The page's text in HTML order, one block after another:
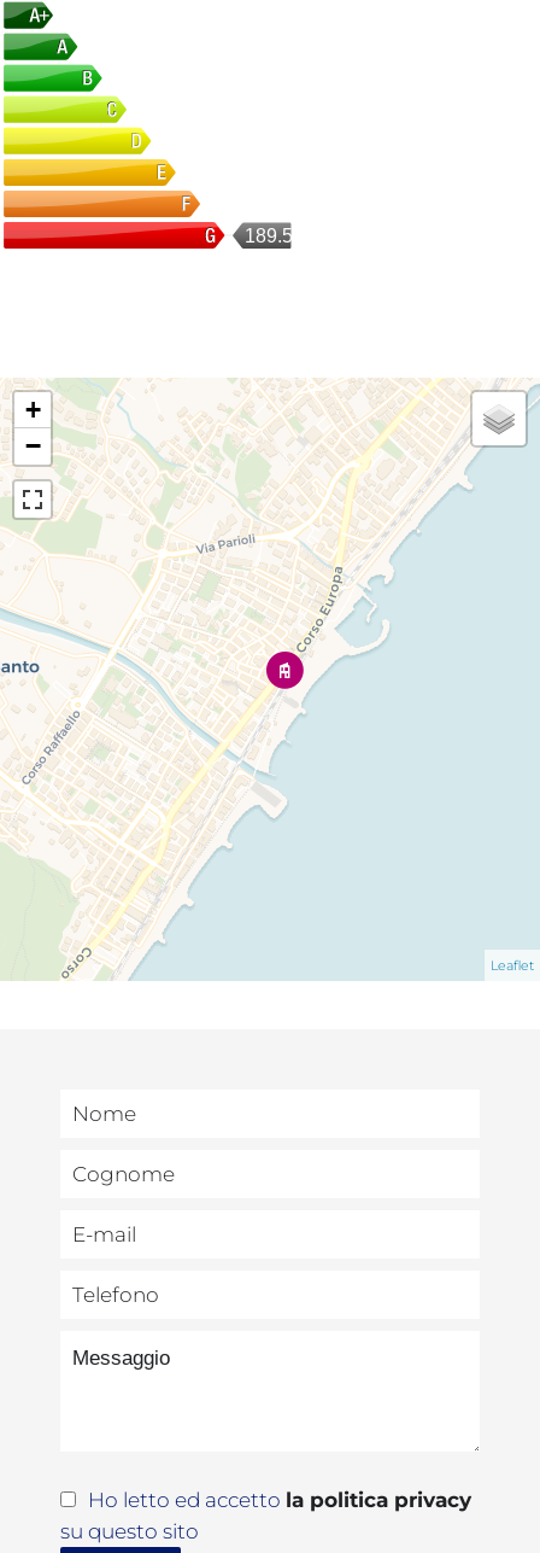
189.54
+
−
Leaflet
Ho letto ed accetto la politica privacy
su questo sito